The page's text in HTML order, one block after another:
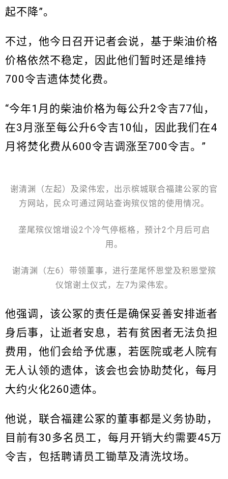
起不降”。
不过，他今日召开记者会说，基于柴油价格
价格依然不稳定，因此他们暂时还是维持
700令吉遗体焚化费。
“今年1月的柴油价格为每公升2令吉77仙，
在3月涨至每公升6令吉10仙，因此我们在4
月将焚化费从600令吉调涨至700令吉。”
谢清渊（左起）及梁伟宏，出示槟城联合福建公冢的官
方网站，民众可通过网站查询殡仪馆的使用情况。
垄尾殡仪馆增设2个冷气停柩格，预计2个月后可启
用。
谢清渊（左6）带领董事，进行垄尾怀恩堂及积恩堂殡
仪馆谢土仪式，左7为梁伟宏。
他强调，该公冢的责任是确保妥善安排逝者
身后事，让逝者安息，若有贫困者无法负担
费用，他们会给予优惠，若医院或老人院有
无人认领的遗体，该会也会协助焚化，每月
大约火化260遗体。
他说，联合福建公冢的董事都是义务协助，
目前有30多名员工，每月开销大约需要45万
令吉，包括聘请员工锄草及清洗坟场。